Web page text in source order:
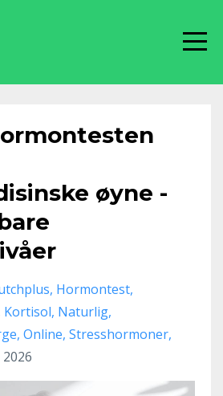
øyne -
Hormontest
Kortisol Naturlig
Online Stresshormoner
2026